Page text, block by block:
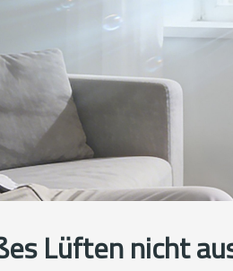
Lüften nicht